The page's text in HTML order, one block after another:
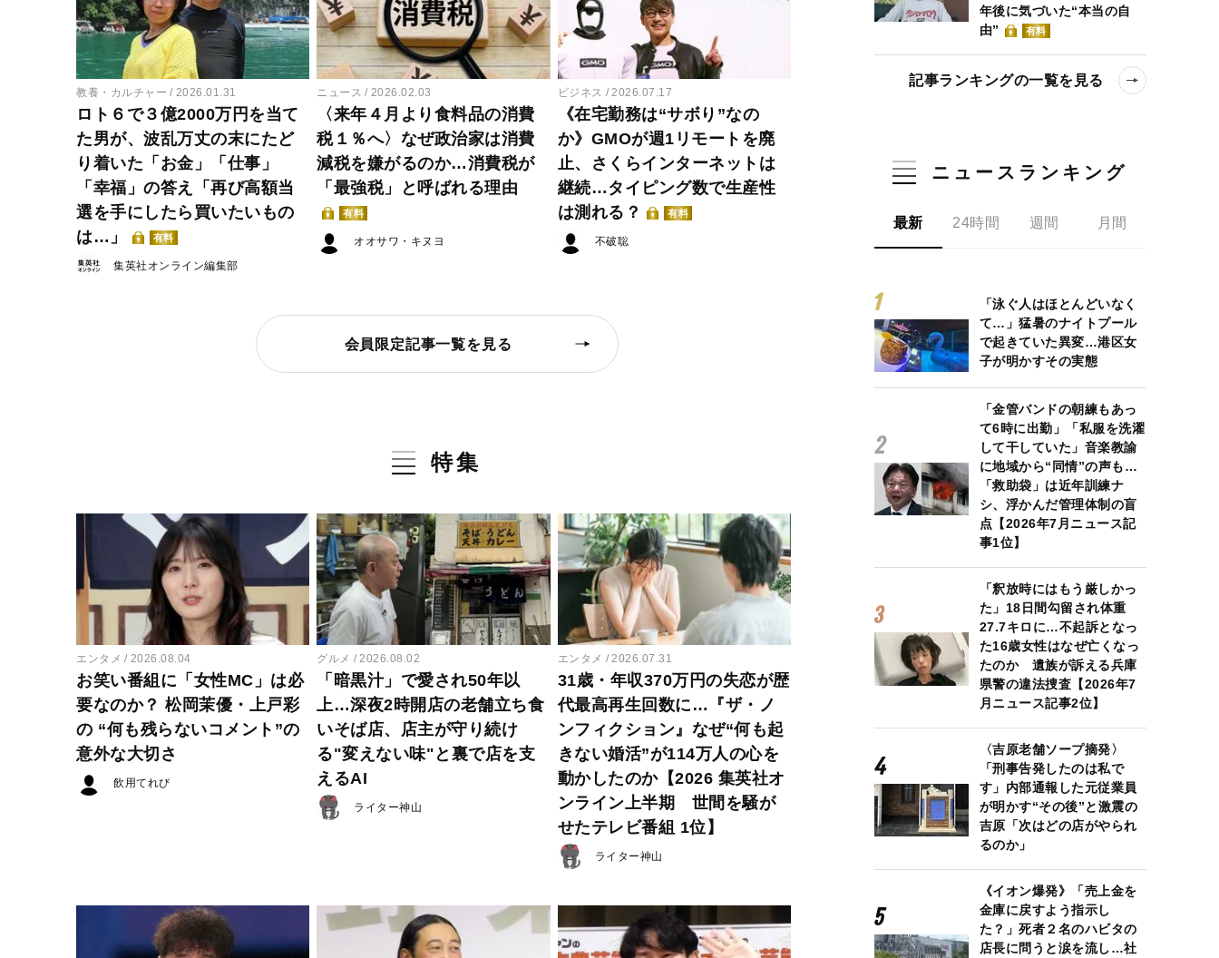
教養・カルチャー 2026.01.31
ロト６で３億2000万円を当て
た男が、波乱万丈の末にたど
り着いた「お金」「仕事」
「幸福」の答え「再び高額当
選を手にしたら買いたいもの
は…」
有料
集英社オンライン編集部
ニュース 2026.02.03
〈来年４月より食料品の消費
税１％へ〉なぜ政治家は消費
減税を嫌がるのか…消費税が
「最強税」と呼ばれる理由
有料
オオサワ・キヌヨ
ビジネス 2026.07.17
《在宅勤務は“サボり”なの
か》GMOが週1リモートを廃
止、さくらインターネットは
継続…タイピング数で生産性
は測れる？
有料
不破聡
会員限定記事一覧を見る
特集
エンタメ 2026.08.04
お笑い番組に「女性MC」は必
要なのか？ 松岡茉優・上戸彩
の “何も残らないコメント”の
意外な大切さ
飲用てれび
グルメ 2026.08.02
「暗黒汁」で愛され50年以
上…深夜2時開店の老舗立ち食
いそば店、店主が守り続け
る"変えない味"と裏で店を支
えるAI
ライター神山
エンタメ 2026.07.31
31歳・年収370万円の失恋が歴
代最高再生回数に…『ザ・ノ
ンフィクション』なぜ“何も起
きない婚活”が114万人の心を
動かしたのか【2026 集英社オ
ンライン上半期 世間を騒が
せたテレビ番組 1位】
ライター神山
年後に気づいた“本当の自
由”
有料
記事ランキングの一覧を見る
ニュースランキング
最新 24時間 週間 月間
「泳ぐ人はほとんどいなく
て…」猛暑のナイトプール
で起きていた異変…港区女
子が明かすその実態
「金管バンドの朝練もあっ
て6時に出勤」「私服を洗濯
して干していた」音楽教諭
に地域から“同情”の声も…
「救助袋」は近年訓練ナ
シ、浮かんだ管理体制の盲
点【2026年7月ニュース記
事1位】
「釈放時にはもう厳しかっ
た」18日間勾留され体重
27.7キロに…不起訴となっ
た16歳女性はなぜ亡くなっ
たのか 遺族が訴える兵庫
県警の違法捜査【2026年7
月ニュース記事2位】
〈吉原老舗ソープ摘発〉
「刑事告発したのは私で
す」内部通報した元従業員
が明かす“その後”と激震の
吉原「次はどの店がやられ
るのか」
《イオン爆発》「売上金を
金庫に戻すよう指示し
た？」死者２名のハビタの
店長に問うと涙を流し…社